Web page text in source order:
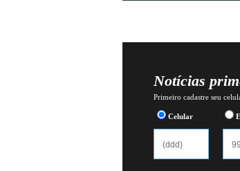
Notícias
Primeiro cadastre seu
Celular